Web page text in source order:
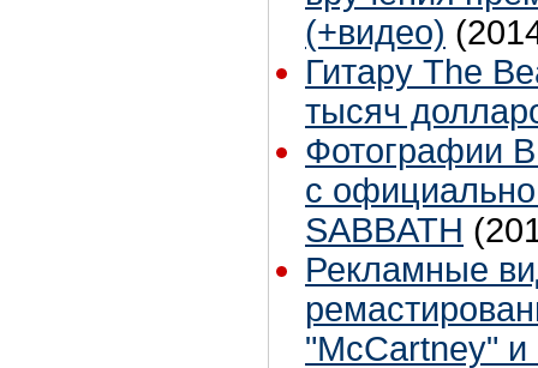
(+видео)
Гитару The
тысяч
Фотографии
с
SABBATH
Рекламные
"McCartney"